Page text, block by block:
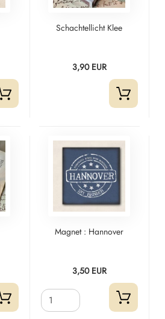
Schachtellicht Klee
3,90 EUR
Magnet : Hannover
3,50 EUR